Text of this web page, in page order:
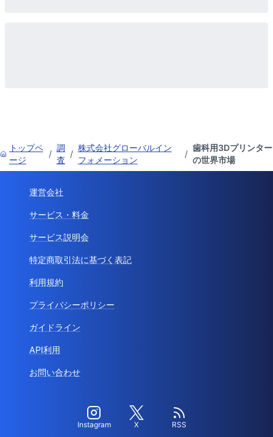
トップペ
ージ
/
調
査
/
株式会社グローバルイン
フォメーション
/
歯科用3Dプリンター
の世界市場
運営会社
サービス・料金
サービス説明会
特定商取引法に基づく表記
利用規約
プライバシーポリシー
ガイドライン
API利用
お問い合わせ
Instagram X RSS